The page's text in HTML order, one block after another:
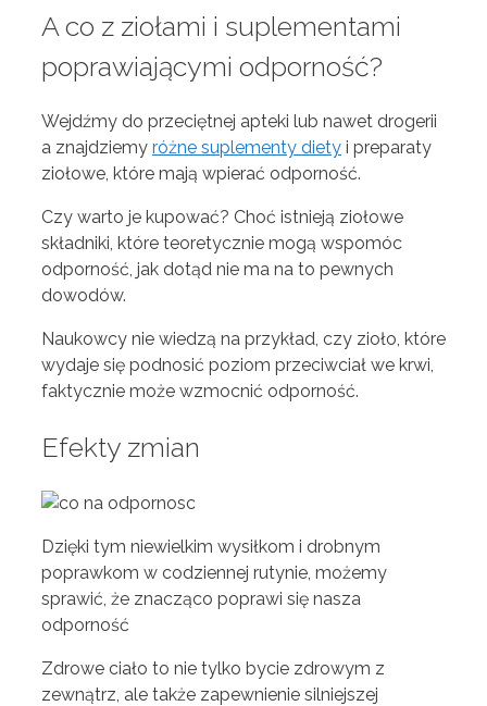
A co z ziołami i suplementami
poprawiającymi odporność?
Wejdźmy do przeciętnej apteki lub nawet drogerii
a znajdziemy różne suplementy diety i preparaty
ziołowe, które mają wpierać odporność.
Czy warto je kupować? Choć istnieją ziołowe
składniki, które teoretycznie mogą wspomóc
odporność, jak dotąd nie ma na to pewnych
dowodów.
Naukowcy nie wiedzą na przykład, czy zioło, które
wydaje się podnosić poziom przeciwciał we krwi,
faktycznie może wzmocnić odporność.
Efekty zmian
Dzięki tym niewielkim wysiłkom i drobnym
poprawkom w codziennej rutynie, możemy
sprawić, że znacząco poprawi się nasza
odporność
Zdrowe ciało to nie tylko bycie zdrowym z
zewnątrz, ale także zapewnienie silniejszej